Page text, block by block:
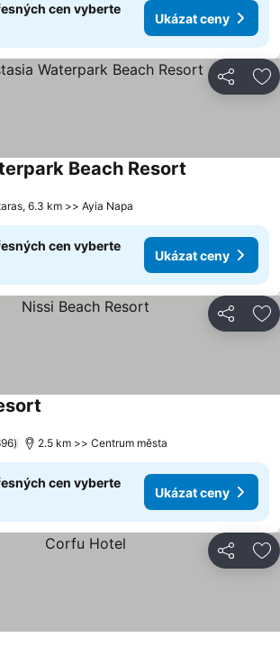
cen vyberte
Ukázat ceny
Sdílet
Beach Resort
6.3 km >> Ayia Napa
cen vyberte
Ukázat ceny
Sdílet
2.5 km >> Centrum města
cen vyberte
Ukázat ceny
Sdílet
ceny